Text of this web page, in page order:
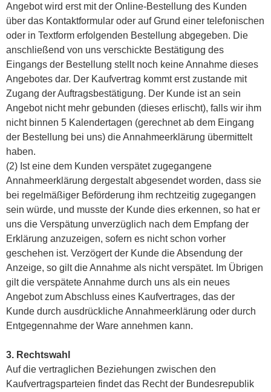
Angebot wird erst mit der Online-Bestellung des Kunden
über das Kontaktformular oder auf Grund einer telefonischen
oder in Textform erfolgenden Bestellung abgegeben. Die
anschließend von uns verschickte Bestätigung des
Eingangs der Bestellung stellt noch keine Annahme dieses
Angebotes dar. Der Kaufvertrag kommt erst zustande mit
Zugang der Auftragsbestätigung. Der Kunde ist an sein
Angebot nicht mehr gebunden (dieses erlischt), falls wir ihm
nicht binnen 5 Kalendertagen (gerechnet ab dem Eingang
der Bestellung bei uns) die Annahmeerklärung übermittelt
haben.
(2) Ist eine dem Kunden verspätet zugegangene
Annahmeerklärung dergestalt abgesendet worden, dass sie
bei regelmäßiger Beförderung ihm rechtzeitig zugegangen
sein würde, und musste der Kunde dies erkennen, so hat er
uns die Verspätung unverzüglich nach dem Empfang der
Erklärung anzuzeigen, sofern es nicht schon vorher
geschehen ist. Verzögert der Kunde die Absendung der
Anzeige, so gilt die Annahme als nicht verspätet. Im Übrigen
gilt die verspätete Annahme durch uns als ein neues
Angebot zum Abschluss eines Kaufvertrages, das der
Kunde durch ausdrückliche Annahmeerklärung oder durch
Entgegennahme der Ware annehmen kann.
3. Rechtswahl
Auf die vertraglichen Beziehungen zwischen den
Kaufvertragsparteien findet das Recht der Bundesrepublik